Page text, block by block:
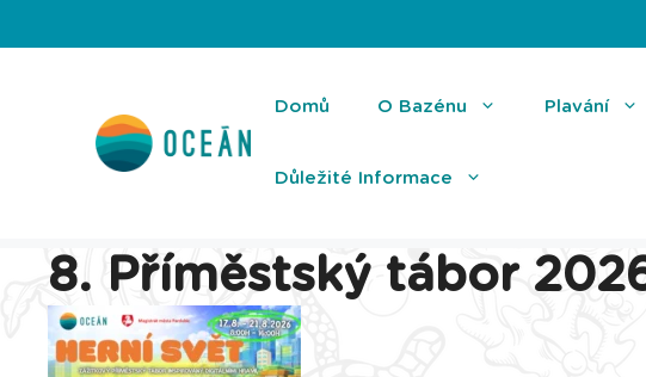
na
Domů O Bazénu Plavání
Důležité Informace
8. Příměstský tábor